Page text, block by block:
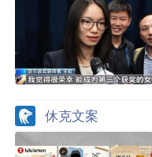
休克文案